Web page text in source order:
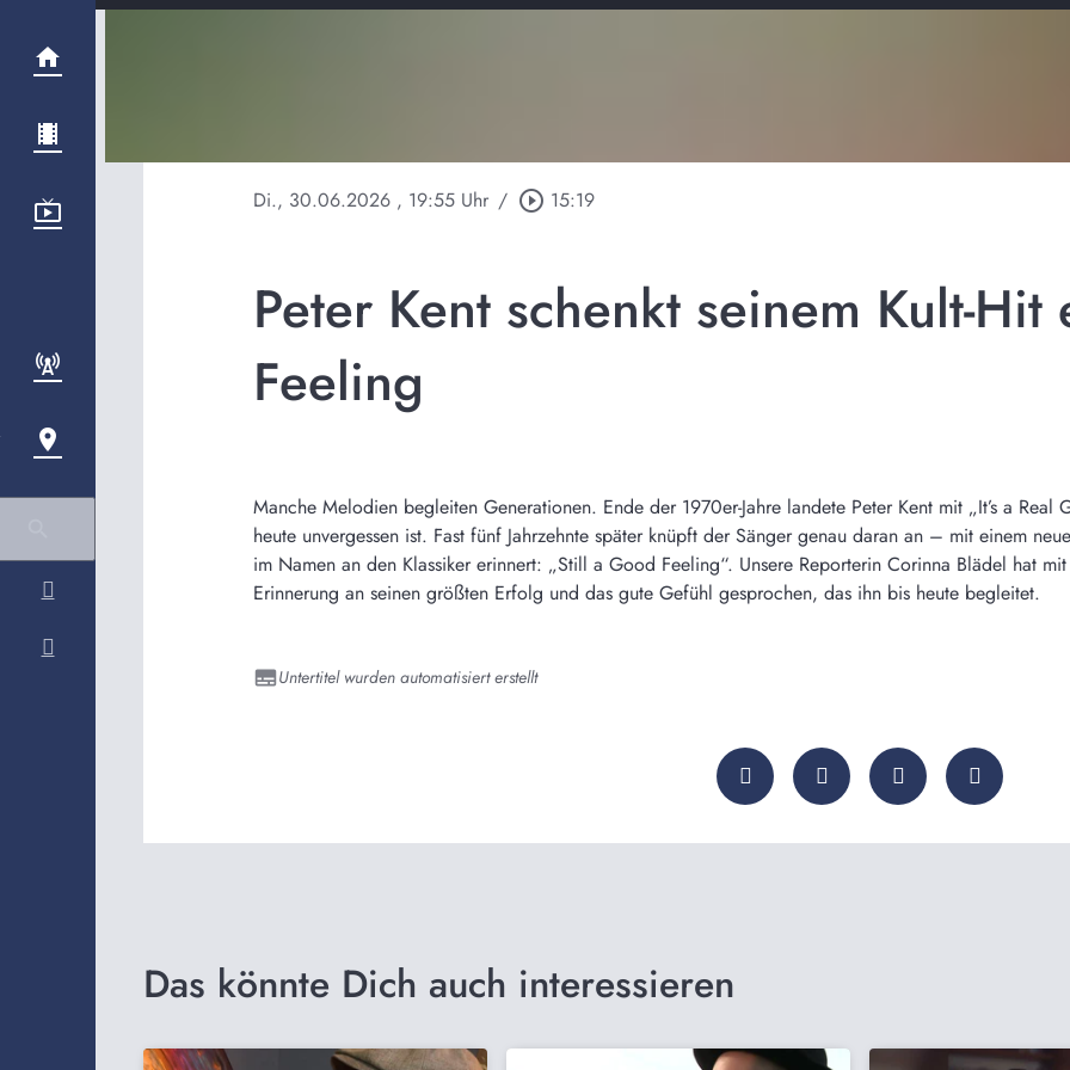
Di., 30.06.2026 , 19:55 Uhr / play_circle_outline 15:19
Peter Kent schenkt seinem Kult-
Feeling
Manche Melodien begleiten Generationen. Ende der 1970er-Jahre landete Peter Kent mit „It’s a
heute unvergessen ist. Fast fünf Jahrzehnte später knüpft der Sänger genau daran an – mit einem
im Namen an den Klassiker erinnert: „Still a Good Feeling“. Unsere Reporterin Corinna Blädel hat
Erinnerung an seinen größten Erfolg und das gute Gefühl gesprochen, das ihn bis heute begleitet.
Untertitel wurden automatisiert erstellt
Das könnte Dich auch interessieren